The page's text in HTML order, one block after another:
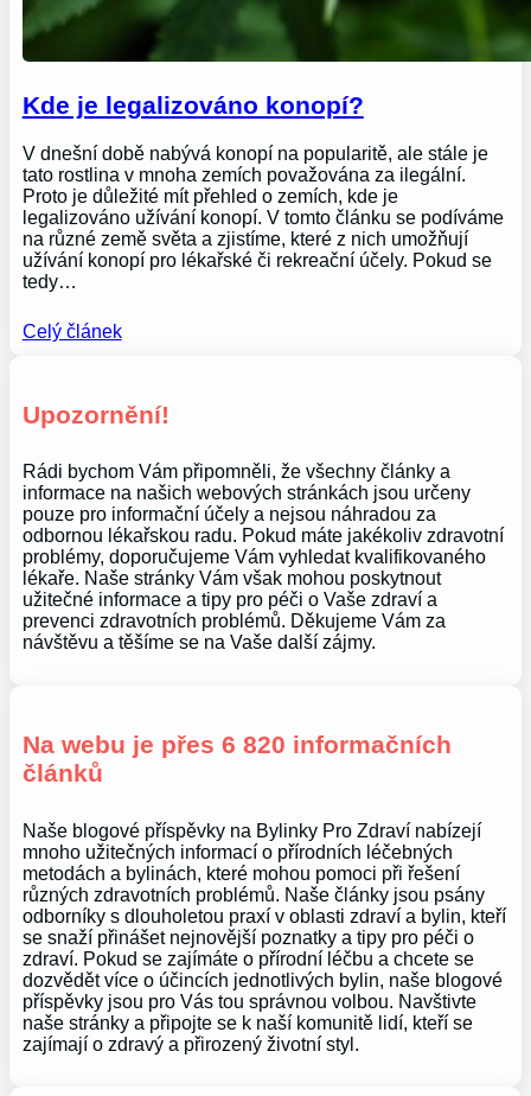
Kde je legalizováno konopí?
V dnešní době nabývá konopí na popularitě, ale stále je
tato rostlina v mnoha zemích považována za ilegální.
Proto je důležité mít přehled o zemích, kde je
legalizováno užívání konopí. V tomto článku se podíváme
na různé země světa a zjistíme, které z nich umožňují
užívání konopí pro lékařské či rekreační účely. Pokud se
tedy…
Celý článek
Upozornění!
Rádi bychom Vám připomněli, že všechny články a
informace na našich webových stránkách jsou určeny
pouze pro informační účely a nejsou náhradou za
odbornou lékařskou radu. Pokud máte jakékoliv zdravotní
problémy, doporučujeme Vám vyhledat kvalifikovaného
lékaře. Naše stránky Vám však mohou poskytnout
užitečné informace a tipy pro péči o Vaše zdraví a
prevenci zdravotních problémů. Děkujeme Vám za
návštěvu a těšíme se na Vaše další zájmy.
Na webu je přes 6 820 informačních
článků
Naše blogové příspěvky na Bylinky Pro Zdraví nabízejí
mnoho užitečných informací o přírodních léčebných
metodách a bylinách, které mohou pomoci při řešení
různých zdravotních problémů. Naše články jsou psány
odborníky s dlouholetou praxí v oblasti zdraví a bylin, kteří
se snaží přinášet nejnovější poznatky a tipy pro péči o
zdraví. Pokud se zajímáte o přírodní léčbu a chcete se
dozvědět více o účincích jednotlivých bylin, naše blogové
příspěvky jsou pro Vás tou správnou volbou. Navštivte
naše stránky a připojte se k naší komunitě lidí, kteří se
zajímají o zdravý a přirozený životní styl.